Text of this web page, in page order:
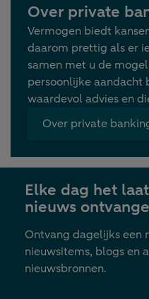
Over private
Vermogen biedt
daarom prettig als er
samen met u de
persoonlijke aandacht
waardevol advies en
Over private
Elke dag het
nieuws
Ontvang dagelijks een
nieuwsitems, blogs en
nieuwsbronnen.